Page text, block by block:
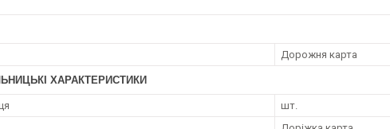
Дорожня карта
ХАРАКТЕРИСТИКИ
шт.